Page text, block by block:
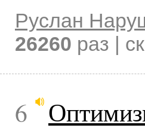
Руслан
26260 раз |
6